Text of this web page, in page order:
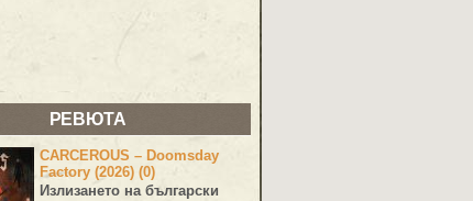
РЕВЮТА
CARCEROUS – Doomsday
Factory (2026) (0)
Излизането на български